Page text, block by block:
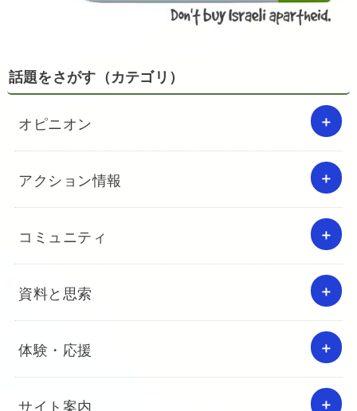
話題をさがす（カテゴリ）
オピニオン
アクション情報
コミュニティ
資料と思索
体験・応援
サイト案内